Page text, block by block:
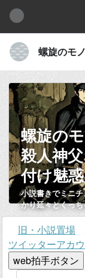
螺旋のモ
魅惑大胸
螺旋の
殺人神
付け魅
小説書きでミニ
かり延々とくっ
旧・小説置場
ツイッターアカ